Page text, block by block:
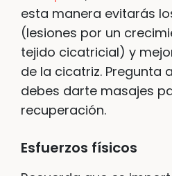
esta manera evitarás
(lesiones por un
tejido cicatricial) y
de la cicatriz. Pregunta
debes darte masajes
recuperación.
Esfuerzos físicos